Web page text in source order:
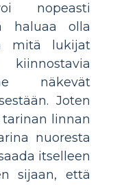
nopeasti
haluaa olla
mitä lukijat
näkevät
Joten
linnan
nuoresta
itselleen
sijaan, että